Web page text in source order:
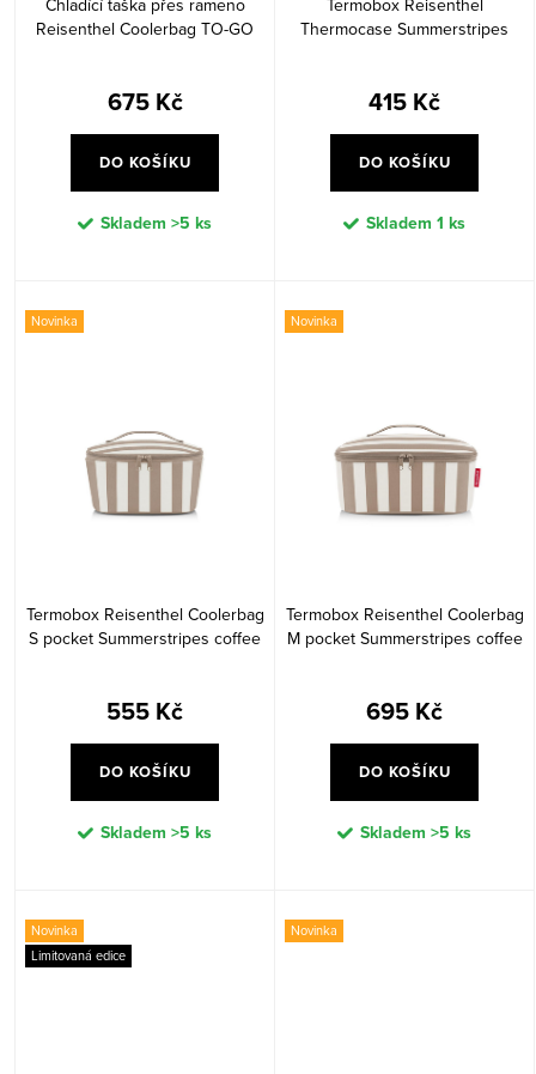
Chladící taška přes rameno
Reisenthel Coolerbag TO-GO
675 Kč
DO KOŠÍKU
Skladem >5 ks
Termobox Reisenthel
Thermocase Summerstripes
415 Kč
DO KOŠÍKU
Skladem 1 ks
Novinka
Termobox Reisenthel Coolerbag
S pocket Summerstripes coffee
555 Kč
DO KOŠÍKU
Skladem >5 ks
Novinka
Termobox Reisenthel Coolerbag
M pocket Summerstripes coffee
695 Kč
DO KOŠÍKU
Skladem >5 ks
Novinka
Limitovaná edice
Novinka